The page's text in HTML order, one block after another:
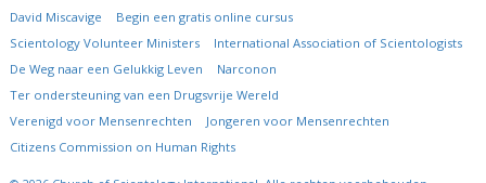
David Miscavige
Begin een gratis online cursus
Scientology Volunteer Ministers
International Association of Scientologists
De Weg naar een Gelukkig Leven
Narconon
Ter ondersteuning van een Drugsvrije Wereld
Verenigd voor Mensenrechten
Jongeren voor Mensenrechten
Citizens Commission on Human Rights